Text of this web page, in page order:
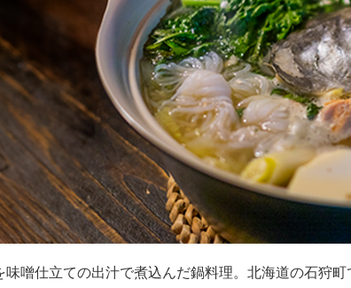
味噌仕立ての出汁で煮込んだ鍋料理。北海道の石狩